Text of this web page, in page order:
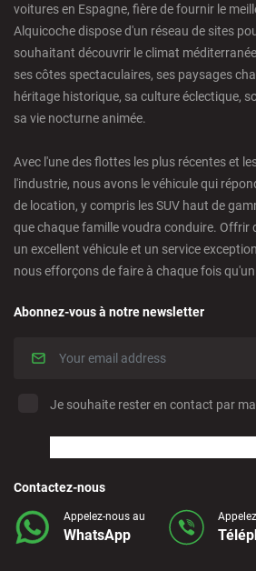
Castellon - Train Station
Castro Urdiales - City
Ciudad Real - Downtown
Cordoba - Downtown
Corralejo - Fuerteventura
Crevillente - City
Fuerteventura - Airport
Granada - Downtown
voitures en Espagne, fière de fournir le
Alquicoche dispose d'un réseau de sites
souhaitant découvrir le climat
ses côtes spectaculaires, ses paysages
héritage historique, sa culture éclectique,
sa vie nocturne animée.
Avec l'une des flottes les plus récentes et
l'industrie, nous avons le véhicule qui
de location, y compris les SUV haut de
que chaque famille voudra conduire. Offrir
un excellent véhicule et un service
nous efforçons de faire à chaque fois
Abonnez-vous à notre newsletter
Je souhaite rester en contact par
Contactez-nous
Appelez-nous au
WhatsApp